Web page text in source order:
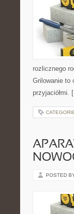
rozlicznego
Grilowanie to
przyjaciółmi.
POSTED